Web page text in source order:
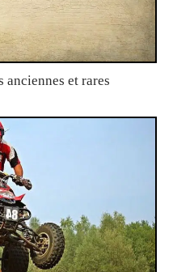
anciennes et rares